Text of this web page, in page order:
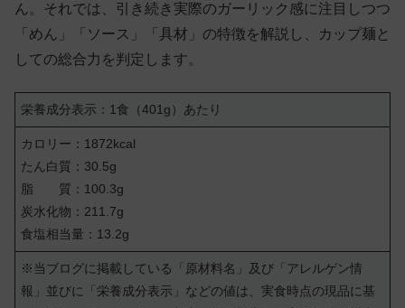
ん。それでは、引き続き実際のガーリック感に注目しつつ
「めん」「ソース」「具材」の特徴を解説し、カップ麺と
しての総合力を判定します。
栄養成分表示：1食（401g）あたり
カロリー：1872kcal
たん白質：30.5g
脂 質：100.3g
炭水化物：211.7g
食塩相当量：13.2g
※当ブログに掲載している「原材料名」及び「アレルゲン情
報」並びに「栄養成分表示」などの値は、実食時点の現品に基